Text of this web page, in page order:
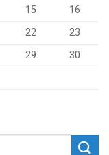
15
16
22
23
29
30